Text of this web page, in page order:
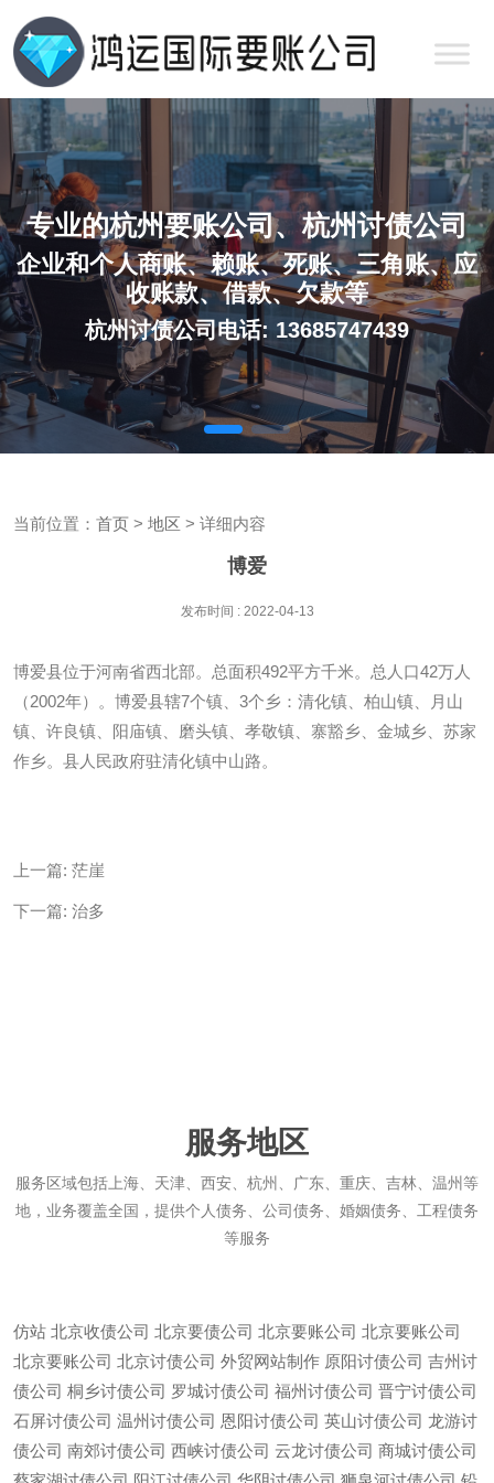
专业的杭州要账公司、杭州讨债公司
企业和个人商账、赖账、死账、三角账、应
收账款、借款、欠款等
杭州讨债公司电话: 13685747439
当前位置： 首页 > 地区 > 详细内容
博爱
发布时间 : 2022-04-13
博爱县位于河南省西北部。总面积492平方千米。总人口42万人
（2002年）。博爱县辖7个镇、3个乡：清化镇、柏山镇、月山
镇、许良镇、阳庙镇、磨头镇、孝敬镇、寨豁乡、金城乡、苏家
作乡。县人民政府驻清化镇中山路。
上一篇: 茫崖
下一篇: 治多
服务地区
服务区域包括上海、天津、西安、杭州、广东、重庆、吉林、温州等
地，业务覆盖全国，提供个人债务、公司债务、婚姻债务、工程债务
等服务
仿站 北京收债公司 北京要债公司 北京要账公司 北京要账公司
北京要账公司 北京讨债公司 外贸网站制作 原阳讨债公司 吉州讨
债公司 桐乡讨债公司 罗城讨债公司 福州讨债公司 晋宁讨债公司
石屏讨债公司 温州讨债公司 恩阳讨债公司 英山讨债公司 龙游讨
债公司 南郊讨债公司 西峡讨债公司 云龙讨债公司 商城讨债公司